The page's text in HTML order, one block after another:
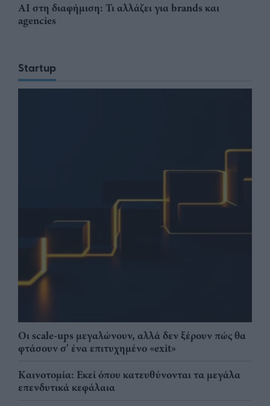
AI στη διαφήμιση: Τι αλλάζει για brands και
agencies
Startup
Οι scale-ups μεγαλώνουν, αλλά δεν ξέρουν πώς θα
φτάσουν σ' ένα επιτυχημένο «exit»
Καινοτομία: Εκεί όπου κατευθύνονται τα μεγάλα
επενδυτικά κεφάλαια